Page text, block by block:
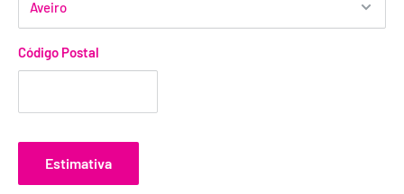
Código Postal
Estimativa